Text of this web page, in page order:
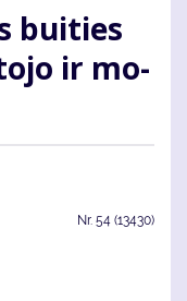
bui­ties
ir mo­
Nr. 54 (13430)